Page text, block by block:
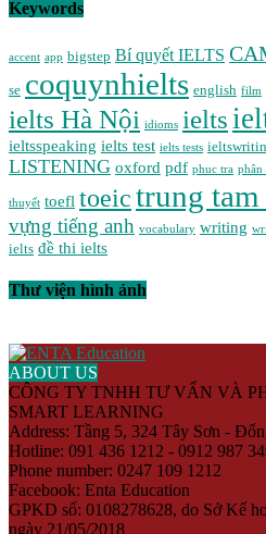
Keywords
accent app bigstep Bí quyết IELTS
se coquynhielts english film
ielts Hà Nội idioms ielts
ieltsspeaking ielts test ielts tests
LISTENING oxford pdf phuc tra phân
thuyết toefl toeictrung
vựng tiếng anh vocabulary writing
ielts đề thi ielts
Thư viện hình ảnh
ABOUT US
CÔNG TY TNHH TƯ VẤN VÀ
SMART LEARNING
Address: Tầng 5, 324 Tây Sơn -
Hotline: 091 436 1212 - 0912 987
Phone number: 0247 109 1212
Facebook: Enta Education
GPKD số: 0108278628, do Sở Kế
ngày 21/05/2018